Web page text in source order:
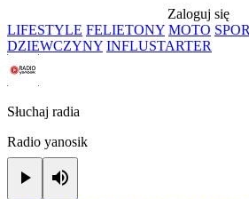
Zaloguj się
LIFESTYLE FELIETONY MOTO
DZIEWCZYNY INFLUSTARTER
Słuchaj radia
Radio yanosik
Play